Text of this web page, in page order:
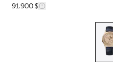
91.900 $